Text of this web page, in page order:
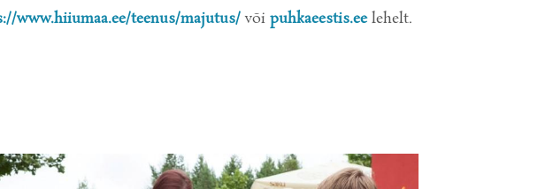
www.hiiumaa.ee/teenus/majutus/või puhkaeestis.eelehelt.